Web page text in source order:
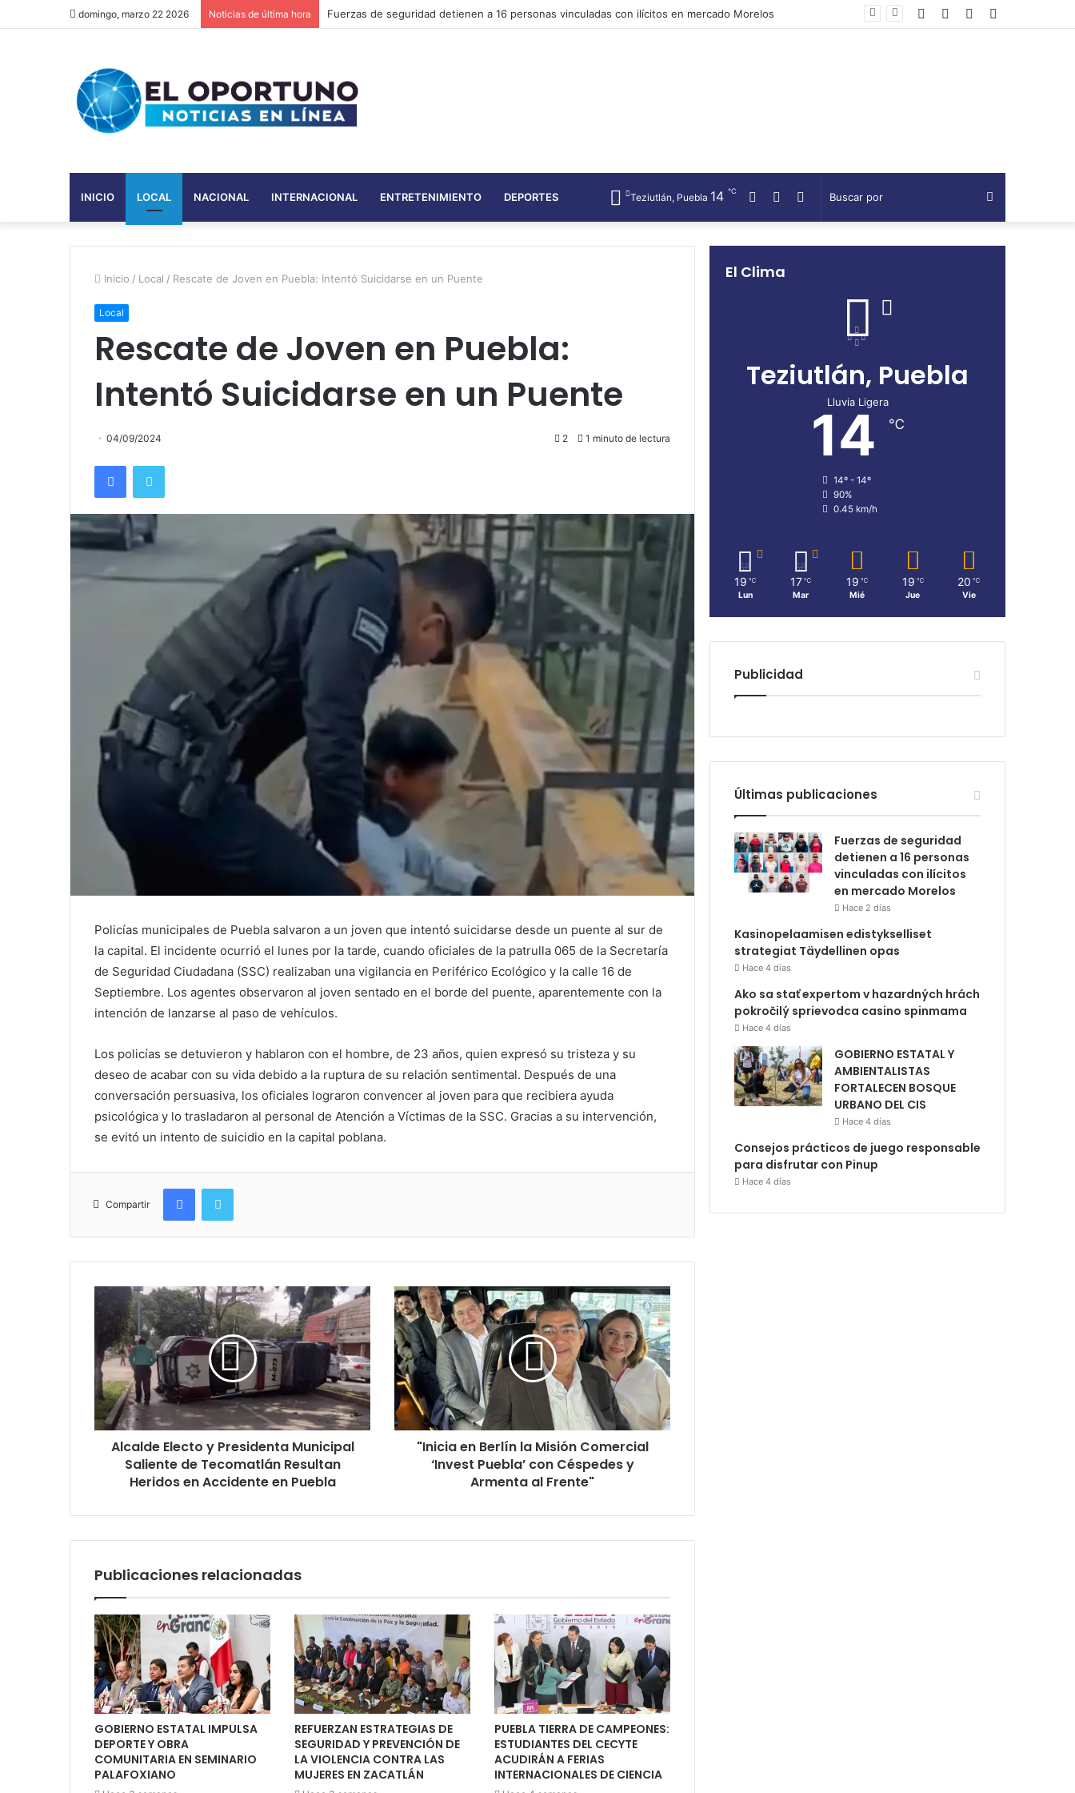
domingo, marzo 22 2026 Noticias de última hora Kasinopelaamisen edistykselliset strategiat Täydellinen opas Telegram
Twitter
Facebook
INICIO LOCAL NACIONAL INTERNACIONAL ENTRETENIMIENTO DEPORTES Buscar
por
Telegram
Twitter
Facebook
Teziutlán, Puebla 14 ℃
Inicio / Local / Rescate de Joven en Puebla: Intentó Suicidarse en un Puente
Local
Rescate de Joven en Puebla:
Intentó Suicidarse en un Puente
04/09/2024 2 1 minuto de lectura
FacebookTwitter
Policías municipales de Puebla salvaron a un joven que intentó suicidarse desde un puente al sur de
la capital. El incidente ocurrió el lunes por la tarde, cuando oficiales de la patrulla 065 de la Secretaría
de Seguridad Ciudadana (SSC) realizaban una vigilancia en Periférico Ecológico y la calle 16 de
Septiembre. Los agentes observaron al joven sentado en el borde del puente, aparentemente con la
intención de lanzarse al paso de vehículos.
Los policías se detuvieron y hablaron con el hombre, de 23 años, quien expresó su tristeza y su
deseo de acabar con su vida debido a la ruptura de su relación sentimental. Después de una
conversación persuasiva, los oficiales lograron convencer al joven para que recibiera ayuda
psicológica y lo trasladaron al personal de Atención a Víctimas de la SSC. Gracias a su intervención,
se evitó un intento de suicidio en la capital poblana.
Compartir
FacebookTwitter
Alcalde Electo y Presidenta Municipal
Saliente de Tecomatlán Resultan
Heridos en Accidente en Puebla
"Inicia en Berlín la Misión Comercial
‘Invest Puebla’ con Céspedes y
Armenta al Frente"
Publicaciones relacionadas
GOBIERNO ESTATAL IMPULSA
DEPORTE Y OBRA
COMUNITARIA EN SEMINARIO
PALAFOXIANO
REFUERZAN ESTRATEGIAS DE
SEGURIDAD Y PREVENCIÓN DE
LA VIOLENCIA CONTRA LAS
MUJERES EN ZACATLÁN
PUEBLA TIERRA DE CAMPEONES:
ESTUDIANTES DEL CECYTE
ACUDIRÁN A FERIAS
INTERNACIONALES DE CIENCIA
El Clima
Teziutlán, Puebla
Lluvia Ligera
14 ℃
14º - 14º
90%
0.45 km/h
19 ℃
Lun
17 ℃
Mar
19 ℃
Mié
19 ℃
Jue
20 ℃
Vie
Publicidad
Últimas publicaciones
Fuerzas de seguridad
detienen a 16 personas
vinculadas con ilícitos
en mercado Morelos
Hace 2 días
Kasinopelaamisen edistykselliset
strategiat Täydellinen opas
Hace 4 días
Ako sa stať expertom v hazardných hrách
pokročilý sprievodca casino spinmama
Hace 4 días
GOBIERNO ESTATAL Y
AMBIENTALISTAS
FORTALECEN BOSQUE
URBANO DEL CIS
Hace 4 días
Consejos prácticos de juego responsable
para disfrutar con Pinup
Hace 4 días